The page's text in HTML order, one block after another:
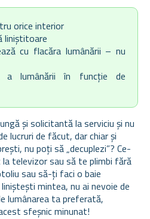
orice interior
liniștitoare
cu flacăra lumânării – nu
a lumânării în funcție de
și solicitantă la serviciu și nu
lucruri de făcut, dar chiar și
nu poți să „decuplezi”? Ce-
televizor sau să te plimbi fără
sau să-ți faci o baie
mintea, nu ai nevoie de
lumânarea ta preferată,
sfeșnic minunat!